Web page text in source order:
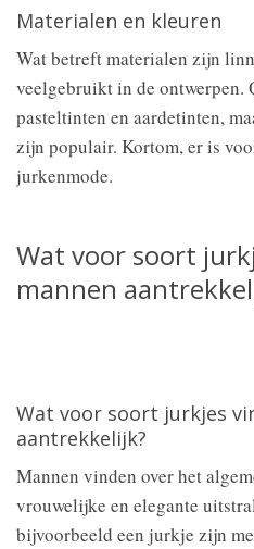
Materialen en kleuren
Wat betreft materialen zijn
veelgebruikt in de ontwerpen.
pasteltinten en aardetinten,
zijn populair. Kortom, er is
jurkenmode.
Wat voor soort
mannen
Wat voor soort jurkjes
aantrekkelijk?
Mannen vinden over het
vrouwelijke en elegante
bijvoorbeeld een jurkje zijn